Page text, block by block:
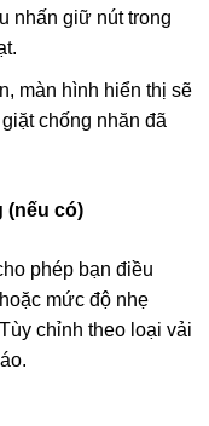
nhấn giữ nút trong
màn hình hiển thị sẽ
chống nhăn đã
(nếu có)
phép bạn điều
mức độ nhẹ
chỉnh theo loại vải